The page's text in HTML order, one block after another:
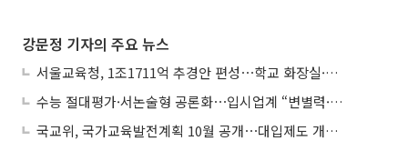
강문정 기자의 주요 뉴스
서울교육청, 1조1711억 추경안 편성⋯학교 화장실·냉난방 손본다
수능 절대평가·서논술형 공론화⋯입시업계 “변별력·사교육 대책 먼저”
국교위, 국가교육발전계획 10월 공개⋯대입제도 개편 공론화 추진